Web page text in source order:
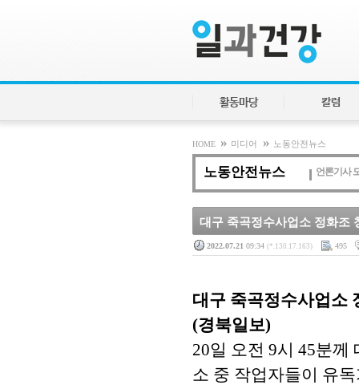
활동마당 칼럼
HOME » 미디어 » 노동안전뉴스
노동안전뉴스 언론기사
대구 죽곡정수사업소 정화조
2022.07.21 09:34 (*.130.17.163) 495
대구 죽곡정수사업소
(경북일보)
20일 오전 9시 45분
소 중 작업자들이 유